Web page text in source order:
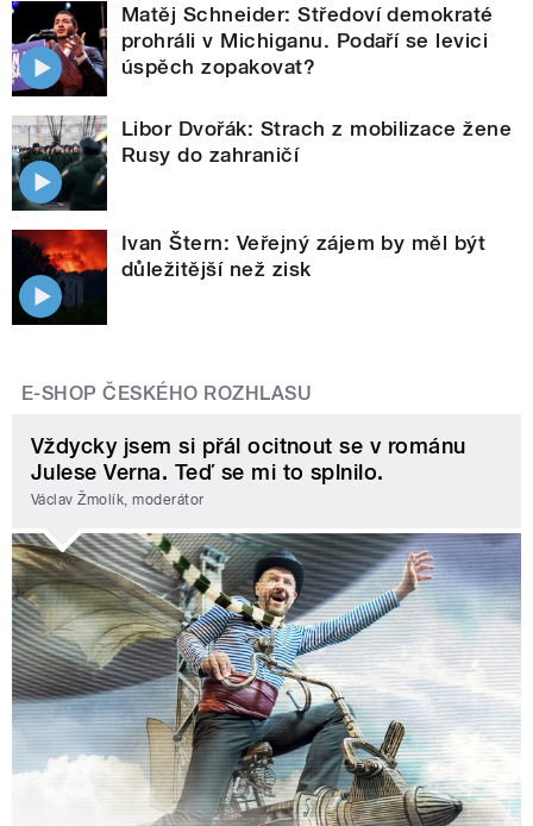
Matěj Schneider: Středoví demokraté
prohráli v Michiganu. Podaří se levici
úspěch zopakovat?
Libor Dvořák: Strach z mobilizace žene
Rusy do zahraničí
Ivan Štern: Veřejný zájem by měl být
důležitější než zisk
E-SHOP ČESKÉHO ROZHLASU
Vždycky jsem si přál ocitnout se v románu
Julese Verna. Teď se mi to splnilo.
Václav Žmolík, moderátor